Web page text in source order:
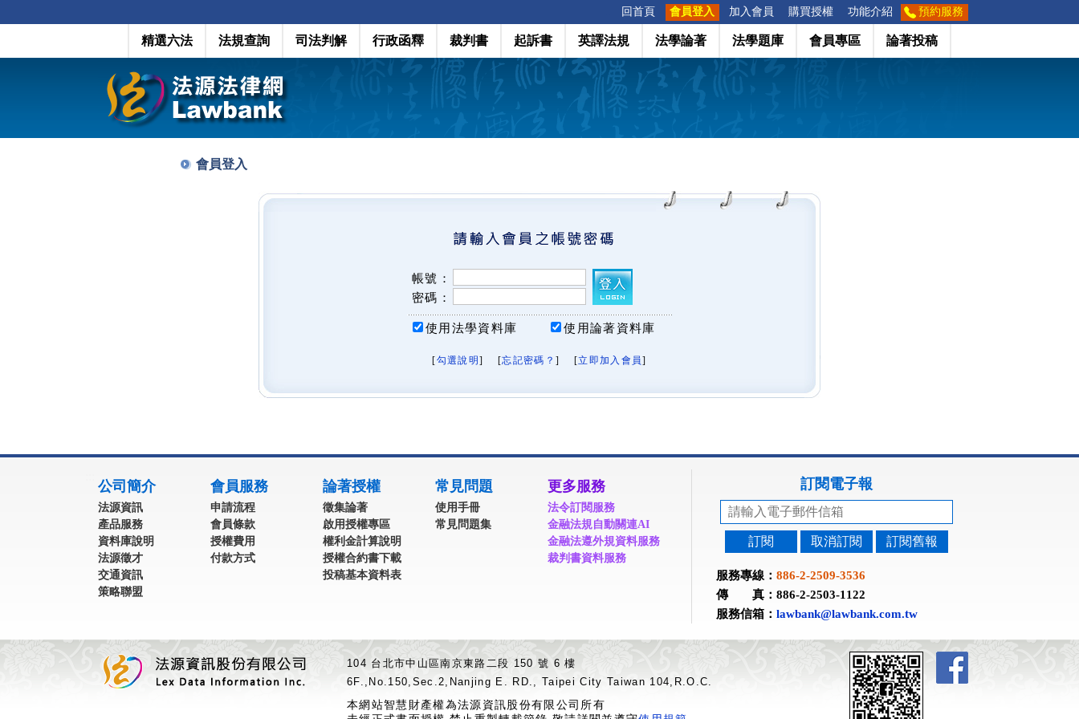
回首頁 會員登入 加入會員 購買授權 功能介紹 預約服務
精選六法 法規查詢 司法判解 行政函釋 裁判書 起訴書 英譯法規 法學論著 法學題庫 會員專區 論著投稿
會員登入
帳號：
密碼：
使用法學資料庫 使用論著資料庫
[勾選說明 ] [忘記密碼？ ] [立即加入會員]
公司簡介
法源資訊
產品服務
資料庫說明
法源徵才
交通資訊
策略聯盟
會員服務
申請流程
會員條款
授權費用
付款方式
論著授權
徵集論著
啟用授權專區
權利金計算說明
授權合約書下載
投稿基本資料表
常見問題
使用手冊
常見問題集
更多服務
法令訂閱服務
金融法規自動關連AI
金融法遵外規資料服務
裁判書資料服務
訂閱電子報
訂閱 取消訂閱 訂閱舊報
服務專線： 886-2-2509-3536
傳 真：886-2-2503-1122
服務信箱： lawbank@lawbank.com.tw
104 台北市中山區南京東路二段 150 號 6 樓
6F.,No.150,Sec.2,Nanjing E. RD., Taipei City Taiwan 104,R.O.C.
本網站智慧財產權為法源資訊股份有限公司所有